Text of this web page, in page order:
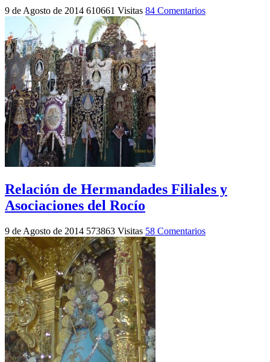
9 de Agosto de 2014 610661 Visitas 84 Comentarios
Relación de Hermandades Filiales y
Asociaciones del Rocío
9 de Agosto de 2014 573863 Visitas 58 Comentarios